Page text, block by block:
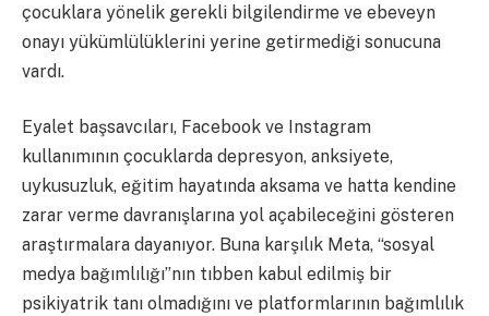
çocuklara yönelik gerekli bilgilendirme ve ebeveyn
onayı yükümlülüklerini yerine getirmediği sonucuna
vardı.
Eyalet başsavcıları, Facebook ve Instagram
kullanımının çocuklarda depresyon, anksiyete,
uykusuzluk, eğitim hayatında aksama ve hatta kendine
zarar verme davranışlarına yol açabileceğini gösteren
araştırmalara dayanıyor. Buna karşılık Meta, “sosyal
medya bağımlılığı”nın tıbben kabul edilmiş bir
psikiyatrik tanı olmadığını ve platformlarının bağımlılık